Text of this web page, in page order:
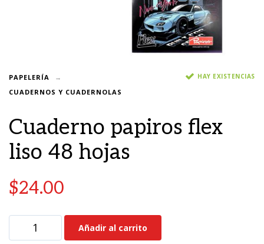
PAPELERÍA
CUADERNOS Y CUADERNOLAS
HAY EXISTENCIAS
Cuaderno papiros flex
liso 48 hojas
$24.00
Añadir al carrito